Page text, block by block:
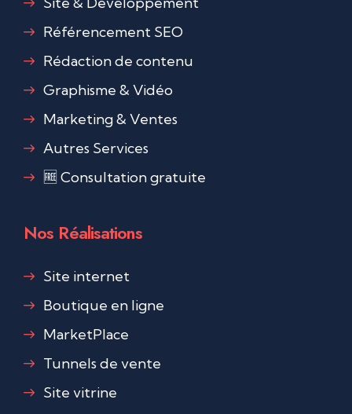
Référencement SEO
Rédaction de contenu
Graphisme & Vidéo
Marketing & Ventes
Autres Services
🆓 Consultation gratuite
Nos Réalisations
Site internet
Boutique en ligne
MarketPlace
Tunnels de vente
Site vitrine